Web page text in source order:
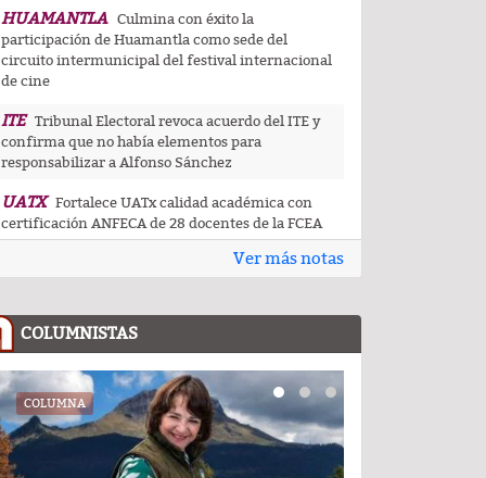
HUAMANTLA Culmina con éxito la
participación de Huamantla como sede del
circuito intermunicipal del festival internacional
de cine
ITE Tribunal Electoral revoca acuerdo del ITE y
confirma que no había elementos para
responsabilizar a Alfonso Sánchez
UATX Fortalece UATx calidad académica con
certificación ANFECA de 28 docentes de la FCEA
La docencia es el corazón de la
CAPITAL Tlaxcala capital da muestra de su
riqueza artesanal y gastronómica en festival de
CEDHT Convoca CEDHT a personas mayores a
participar en la convocatoria Cuéntame tu
historia: voces que dejan huella
Ver más notas
COLUMNISTAS
COLUMNA